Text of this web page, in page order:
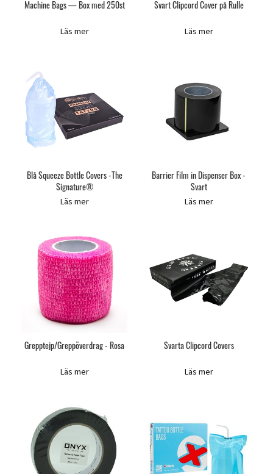
Machine Bags — Box med 250st
Läs mer
Svart Clipcord Cover på Rulle
Läs mer
Blå Squeeze Bottle Covers -The
Signature®
Läs mer
Barrier Film in Dispenser Box -
Svart
Läs mer
Grepptejp/Greppöverdrag - Rosa
Läs mer
Svarta Clipcord Covers
Läs mer